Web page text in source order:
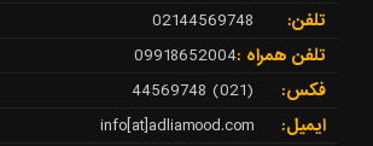
تلفن:
02144569748
تلفن همراه :09918652004
فکس:
(021) 44569748
ایمیل:
info[at]adliamood.com